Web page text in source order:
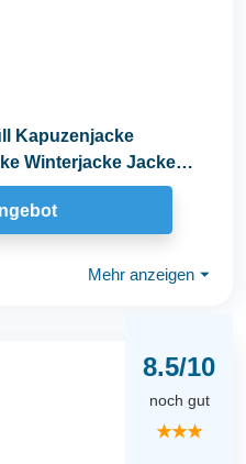
Kapuzenjacke
Winterjacke Jacke
Mehr anzeigen ⏷
8.5/10
noch gut
★★★